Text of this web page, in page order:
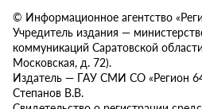
© Информационное агентство
Учредитель издания —
коммуникаций Саратовской
Московская, д. 72).
Издатель — ГАУ СМИ СО «Регион
Степанов В.В.